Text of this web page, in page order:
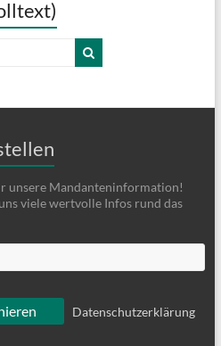
unsere Mandanteninformation!
viele wertvolle Infos rund das
Datenschutzerklärung